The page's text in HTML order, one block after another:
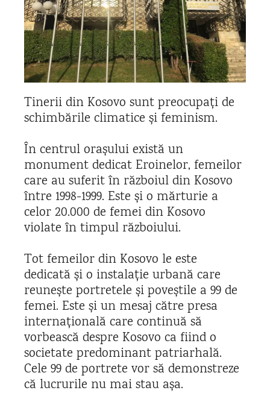
Tinerii din Kosovo sunt preocupați de
schimbările climatice și feminism.
În centrul orașului există un
monument dedicat Eroinelor, femeilor
care au suferit în războiul din Kosovo
între 1998-1999. Este și o mărturie a
celor 20.000 de femei din Kosovo
violate în timpul războiului.
Tot femeilor din Kosovo le este
dedicată și o instalație urbană care
reunește portretele și poveștile a 99 de
femei. Este și un mesaj către presa
internațională care continuă să
vorbească despre Kosovo ca fiind o
societate predominant patriarhală.
Cele 99 de portrete vor să demonstreze
că lucrurile nu mai stau așa.